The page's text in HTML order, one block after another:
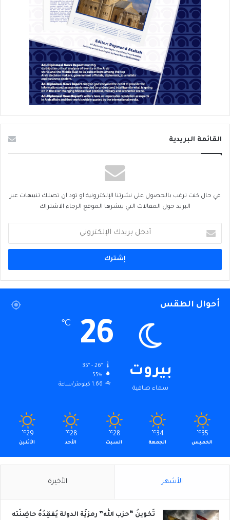
القائمة البريدية
في حال كنت ترغب بالحصول على نشرتنا الإلكترونية او تود ان تصلك تنبيهات عبر
البريد حول المقالات التي ينشرها الموقع الرجاء الاشتراك
بريدك
الإلكتروني
أحوال الطقس
بيروت
سماء صافية
26
℃
35º - 26º
55%
1.66 كيلومتر/ساعة
35
℃
الخميس
34
℃
الجمعة
28
℃
السبت
28
℃
الأحد
29
℃
الأثنين
الأشهر الأخيرة
تَخوينُ “حزب الله” رمزيَّة الدولة يُفقِدُهُ حاضِنَته